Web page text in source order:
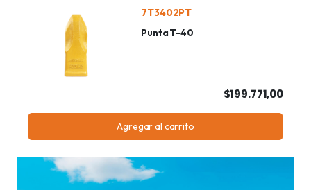
7T3402PT
Punta T-40
$199.771,00
Agregar al carrito